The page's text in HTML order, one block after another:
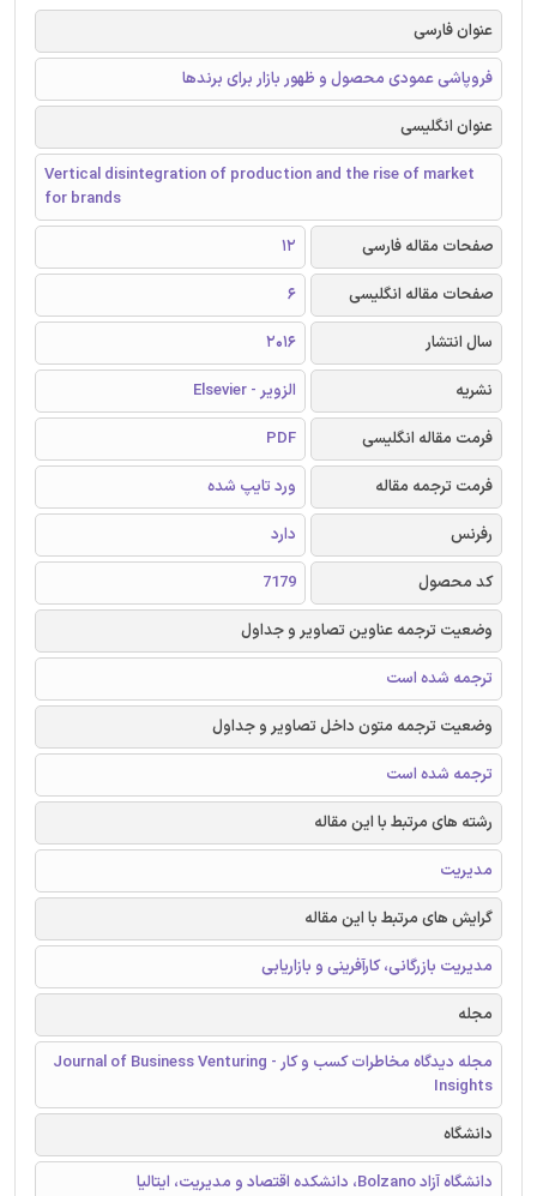
عنوان فارسی
فروپاشی عمودی محصول و ظهور بازار برای برندها
عنوان انگلیسی
Vertical disintegration of production and the rise of market
for brands
صفحات مقاله فارسی
12
صفحات مقاله انگلیسی
6
سال انتشار
2016
نشریه
الزویر - Elsevier
فرمت مقاله انگلیسی
PDF
فرمت ترجمه مقاله
ورد تایپ شده
رفرنس
دارد
کد محصول
7179
وضعیت ترجمه عناوین تصاویر و جداول
ترجمه شده است
وضعیت ترجمه متون داخل تصاویر و جداول
ترجمه شده است
رشته های مرتبط با این مقاله
مدیریت
گرایش های مرتبط با این مقاله
مدیریت بازرگانی، کارآفرینی و بازاریابی
مجله
مجله دیدگاه مخاطرات کسب و کار - Journal of Business Venturing
Insights
دانشگاه
دانشگاه آزاد Bolzano، دانشکده اقتصاد و مدیریت، ایتالیا